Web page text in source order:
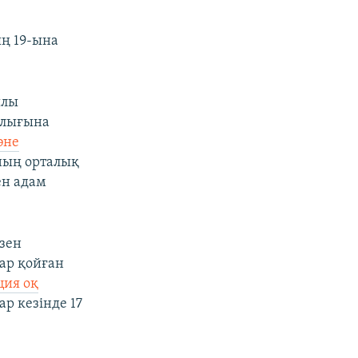
19-ына
орталық
адам
қойған
оқ
кезінде 17